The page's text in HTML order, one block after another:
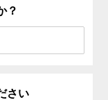
？
さい